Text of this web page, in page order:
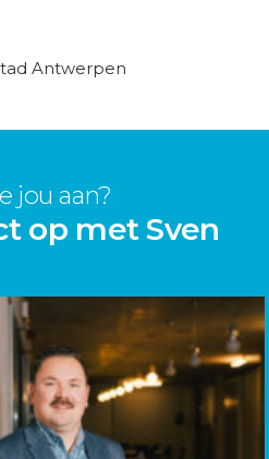
Antwerpen
jou aan?
op met Sven